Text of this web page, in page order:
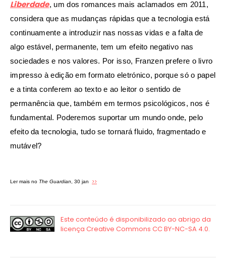
Liberdade, um dos romances mais aclamados em 2011,
considera que as mudanças rápidas que a tecnologia está
continuamente a introduzir nas nossas vidas e a falta de
algo estável, permanente, tem um efeito negativo nas
sociedades e nos valores. Por isso, Franzen prefere o livro
impresso à edição em formato eletrónico, porque só o papel
e a tinta conferem ao texto e ao leitor o sentido de
permanência que, também em termos psicológicos, nos é
fundamental. Poderemos suportar um mundo onde, pelo
efeito da tecnologia, tudo se tornará fluido, fragmentado e
mutável?
Ler mais no The Guardian, 30 jan >>